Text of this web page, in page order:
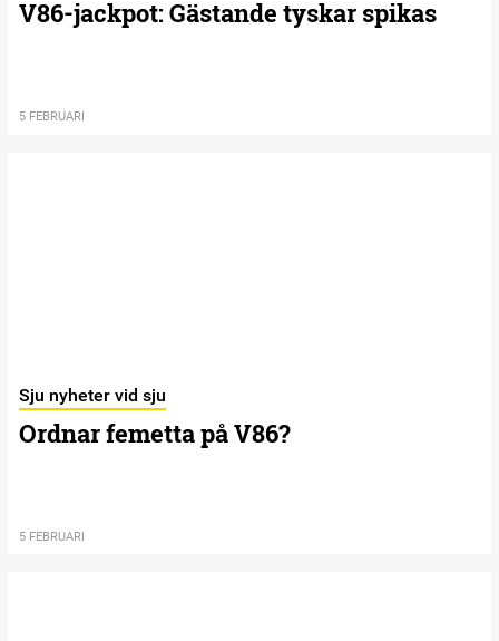
V86-jackpot: Gästande tyskar spikas
5 FEBRUARI
Sju nyheter vid sju
Ordnar femetta på V86?
5 FEBRUARI